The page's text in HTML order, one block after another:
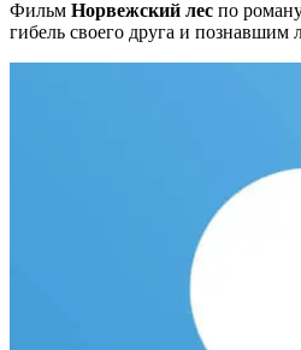
Фильм Норвежский лес по
гибель своего друга и познавшим